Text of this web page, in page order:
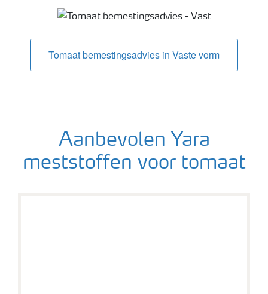
Tomaat bemestingsadvies in Vaste vorm
Aanbevolen Yara
meststoffen voor tomaat